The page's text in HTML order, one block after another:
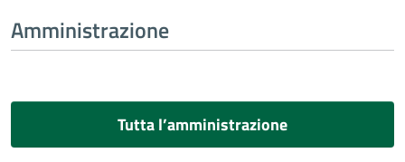
Amministrazione
Tutta l’amministrazione